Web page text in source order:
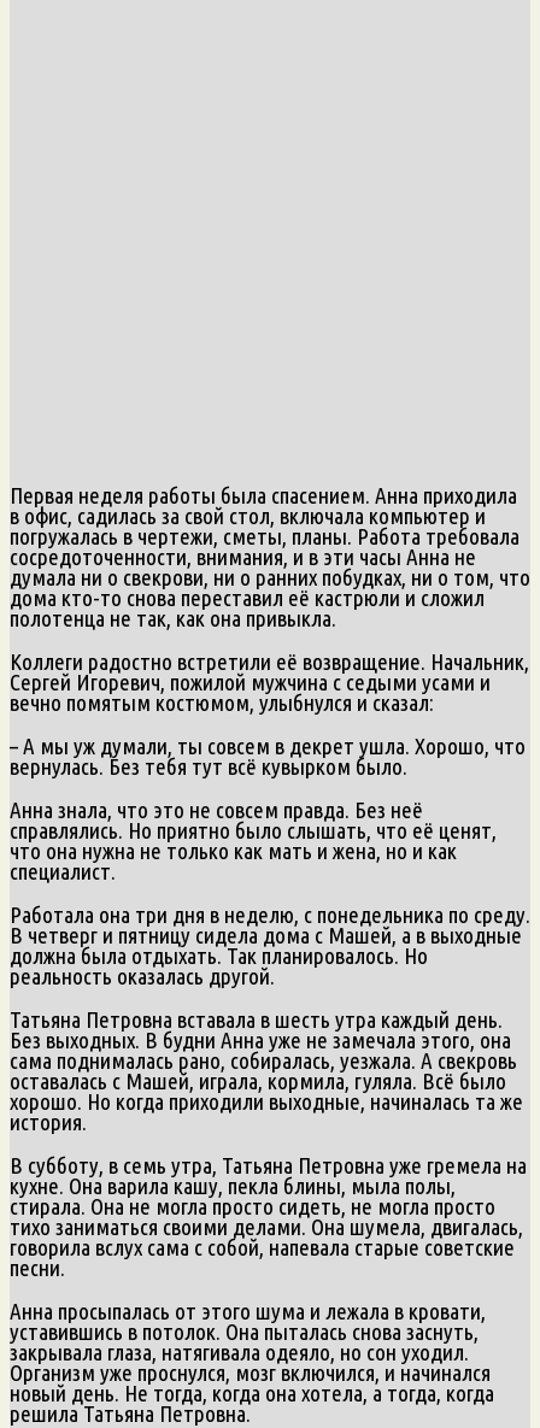
Первая неделя работы была спасением. Анна приходила
в офис, садилась за свой стол, включала компьютер и
погружалась в чертежи, сметы, планы. Работа требовала
сосредоточенности, внимания, и в эти часы Анна не
думала ни о свекрови, ни о ранних побудках, ни о том, что
дома кто-то снова переставил её кастрюли и сложил
полотенца не так, как она привыкла.
Коллеги радостно встретили её возвращение. Начальник,
Сергей Игоревич, пожилой мужчина с седыми усами и
вечно помятым костюмом, улыбнулся и сказал:
– А мы уж думали, ты совсем в декрет ушла. Хорошо, что
вернулась. Без тебя тут всё кувырком было.
Анна знала, что это не совсем правда. Без неё
справлялись. Но приятно было слышать, что её ценят,
что она нужна не только как мать и жена, но и как
специалист.
Работала она три дня в неделю, с понедельника по среду.
В четверг и пятницу сидела дома с Машей, а в выходные
должна была отдыхать. Так планировалось. Но
реальность оказалась другой.
Татьяна Петровна вставала в шесть утра каждый день.
Без выходных. В будни Анна уже не замечала этого, она
сама поднималась рано, собиралась, уезжала. А свекровь
оставалась с Машей, играла, кормила, гуляла. Всё было
хорошо. Но когда приходили выходные, начиналась та же
история.
В субботу, в семь утра, Татьяна Петровна уже гремела на
кухне. Она варила кашу, пекла блины, мыла полы,
стирала. Она не могла просто сидеть, не могла просто
тихо заниматься своими делами. Она шумела, двигалась,
говорила вслух сама с собой, напевала старые советские
песни.
Анна просыпалась от этого шума и лежала в кровати,
уставившись в потолок. Она пыталась снова заснуть,
закрывала глаза, натягивала одеяло, но сон уходил.
Организм уже проснулся, мозг включился, и начинался
новый день. Не тогда, когда она хотела, а тогда, когда
решила Татьяна Петровна.